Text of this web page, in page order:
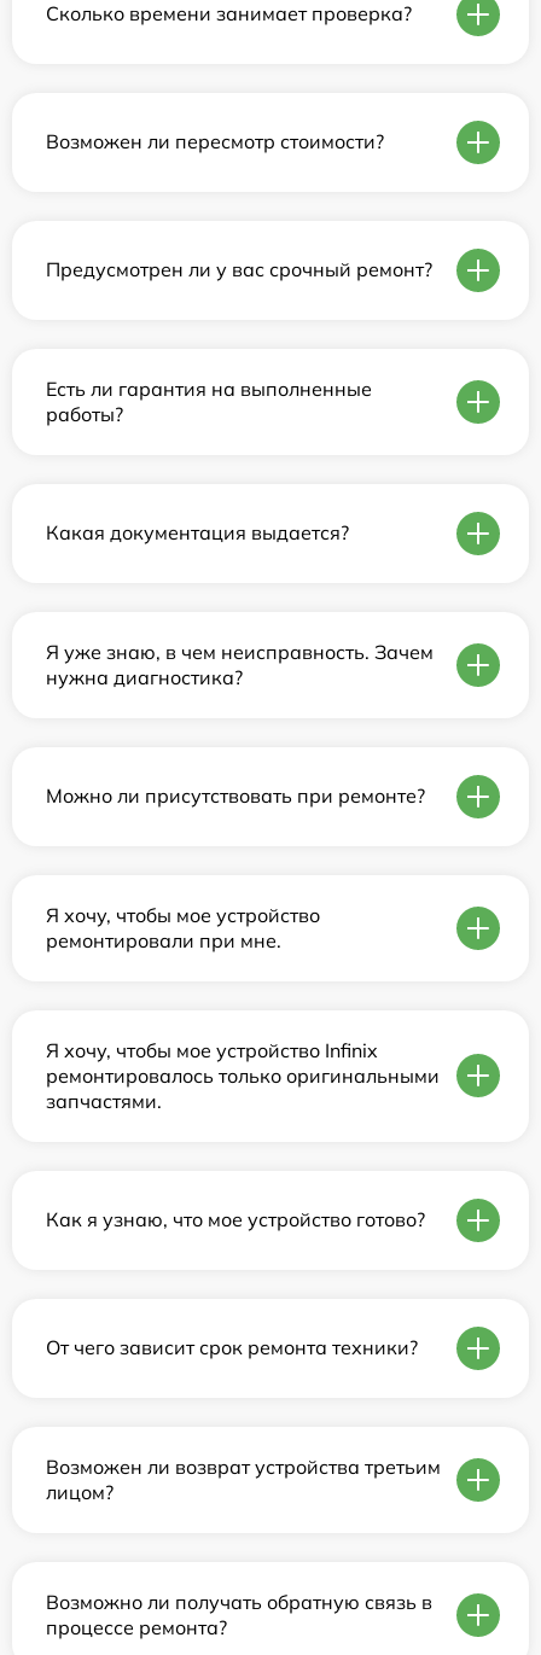
Сколько времени занимает проверка?
Возможен ли пересмотр стоимости?
Предусмотрен ли у вас срочный ремонт?
Есть ли гарантия на выполненные
работы?
Какая документация выдается?
Я уже знаю, в чем неисправность. Зачем
нужна диагностика?
Можно ли присутствовать при ремонте?
Я хочу, чтобы мое устройство
ремонтировали при мне.
Я хочу, чтобы мое устройство Infinix
ремонтировалось только оригинальными
запчастями.
Как я узнаю, что мое устройство готово?
От чего зависит срок ремонта техники?
Возможен ли возврат устройства третьим
лицом?
Возможно ли получать обратную связь в
процессе ремонта?